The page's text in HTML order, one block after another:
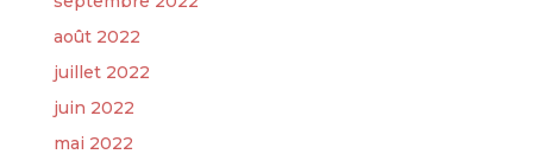
août 2022
juillet 2022
juin 2022
mai 2022